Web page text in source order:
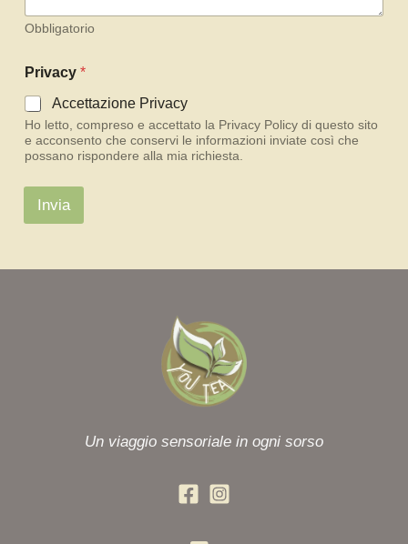
Obbligatorio
Privacy*
Accettazione Privacy
Ho letto, compreso e accettato la Privacy Policy di questo sito
e acconsento che conservi le informazioni inviate così che
possano rispondere alla mia richiesta.
Invia
Un viaggio sensoriale in ogni sorso